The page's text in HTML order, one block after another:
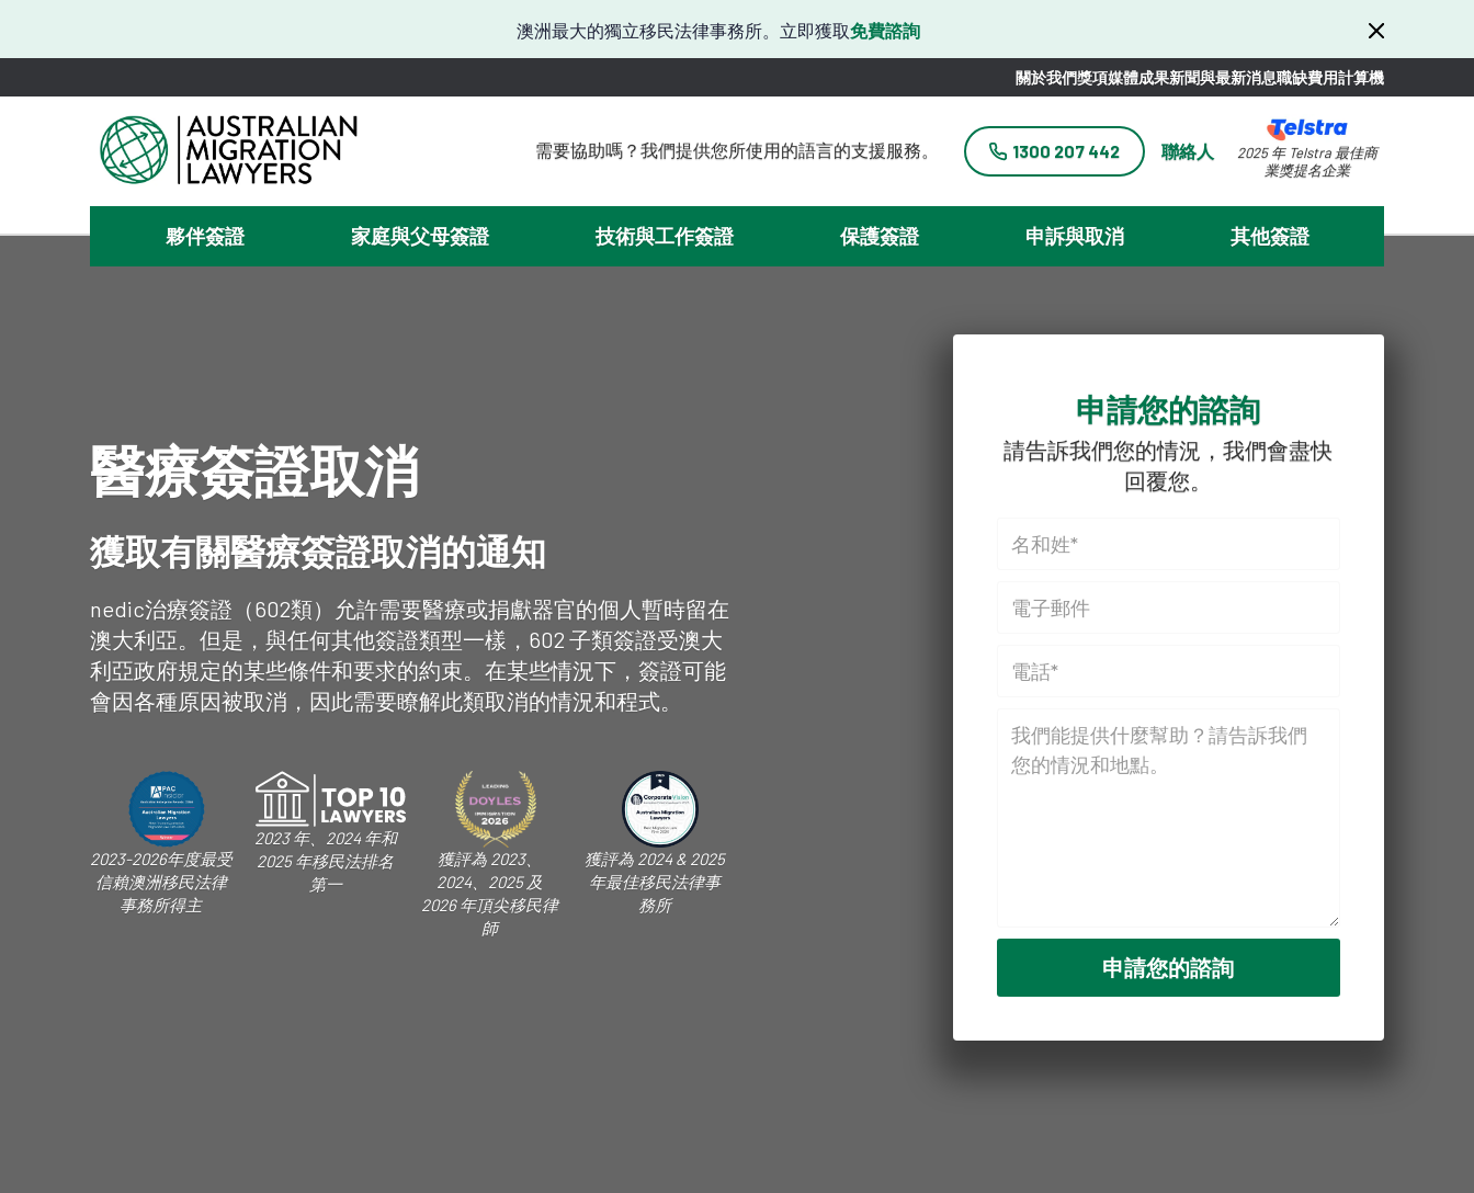
澳洲最大的獨立移民法律事務所。立即獲取免費諮詢
關於我們獎項媒體成果新聞與最新消息職缺費用計算機
需要協助嗎？我們提供您所使用的語言的支援服務。
請問需要協助嗎？我們提供中文服務。
需要簽證方面的協助嗎？我們可以提供西班牙語服務。
我們在此提供越南語支援。
1300 207 442 聯絡人
2025 年 Telstra 最佳商
業獎提名企業
夥伴簽證 家庭與父母簽證 技術與工作簽證 保護簽證 申訴與取消 其他簽證
醫療簽證取消
獲取有關醫療簽證取消的通知
nedic治療簽證（602類）允許需要醫療或捐獻器官的個人暫時留在
澳大利亞。但是，與任何其他簽證類型一樣，602 子類簽證受澳大
利亞政府規定的某些條件和要求的約束。在某些情況下，簽證可能
會因各種原因被取消，因此需要瞭解此類取消的情況和程式。
2023-2026年度最受
信賴澳洲移民法律
事務所得主
2023 年、2024 年和
2025 年移民法排名
第一
獲評為 2023、
2024、2025 及
2026 年頂尖移民律
師
獲評為 2024 & 2025
年最佳移民法律事
務所
申請您的諮詢
請告訴我們您的情況，我們會盡快
回覆您。